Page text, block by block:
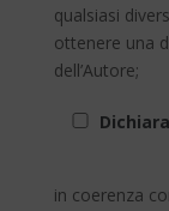
qualsiasi
ottenere una
dell’Autore;
Dichiara
in coerenza